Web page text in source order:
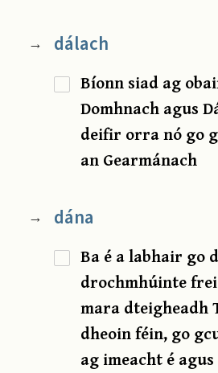
→ dálach
Bíonn siad ag
Domhnach agus
deifir orra nó go
an Gearmánach
→ dána
Ba é a labhair go
drochmhúinte
mara dteigheadh
dheoin féin, go
ag imeacht é